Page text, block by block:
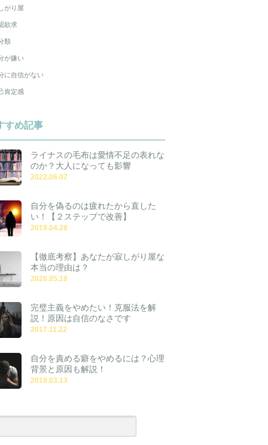
がり屋
欲求
類
が嫌い
に自信がない
肯定感
すめ記事
ライナスの毛布は愛情不足の表れな
のか？大人になっても影響
2022.06.07
自分を偽るのは疲れたから直した
い！【２ステップで改善】
2019.04.28
【徹底考察】あなたが寂しがり屋な
本当の理由は？
2020.05.18
完璧主義をやめたい！克服法を解
説！原因は自信のなさです
2017.11.22
自分を責める癖をやめるには？心理
背景と原因も解説！
2019.03.13